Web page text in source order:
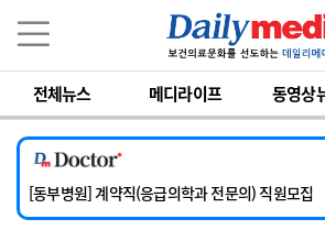
전체뉴스 메디라이프 동영상
[서울아산병원] 2026년 하반기 인턴 모집
[영남대학교의료원] 마취통증의학과 임기제 임상
[충남대학교병원] 소아청소년과(소아응급전담) 계
[동부병원] 계약직(응급의학과 전문의) 직원모집
[이대목동병원] 하반기 전공의(레지던트1년차) 모